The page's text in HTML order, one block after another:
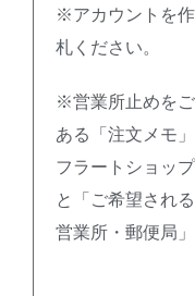
※アカウントを
札ください。
※営業所止めを
ある「注文メモ
フラートショッ
と「ご希望され
営業所・郵便局